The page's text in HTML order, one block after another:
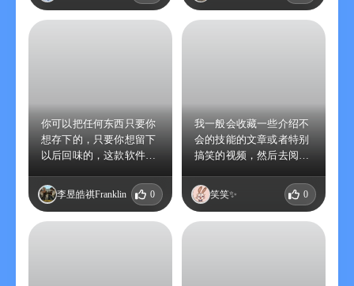
你可以把任何东西只要你
想存下的，只要你想留下
以后回味的，这款软件都
李昱皓祺Franklin 0
我一般会收藏一些介绍不
会的技能的文章或者特别
搞笑的视频，然后去阅
绍的技能。
笑笑✨ 0